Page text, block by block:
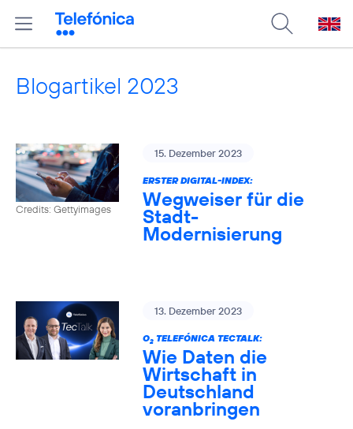
Blogartikel 2023
Credits: Gettyimages
15. Dezember 2023
ERSTER DIGITAL-INDEX:
Wegweiser für die
Stadt-
Modernisierung
13. Dezember 2023
O2TELEFÓNICA TECTALK:
Wie Daten die
Wirtschaft in
Deutschland
voranbringen